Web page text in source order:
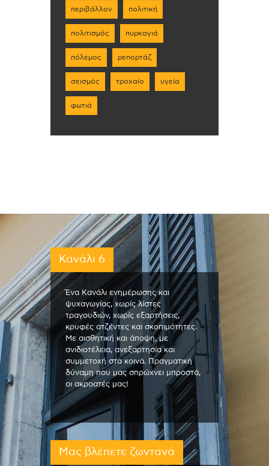
περιβάλλον πολιτική
πολιτισμός πυρκαγιά
πόλεμος ρεπορτάζ
σεισμός τροχαίο υγεία
φωτιά
Κανάλι 6
Ένα Κανάλι ενημέρωσης και
ψυχαγωγίας, χωρίς λίστες
τραγουδιών, χωρίς εξαρτήσεις,
κρυφές ατζέντες και σκοπιμότητες.
Με αισθητική και άποψη, με
ανιδιοτέλεια, ανεξαρτησία και
συμμετοχή στα κοινά. Πραγματική
δύναμη που μας σπρώχνει μπροστά,
οι ακροατές μας!
Μας βλέπετε ζωντανά